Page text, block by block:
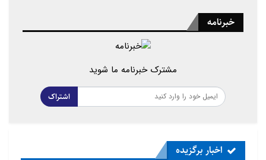
خبرنامه
مشترک خبرنامه ما شوید
اشتراک
اخبار برگزیده